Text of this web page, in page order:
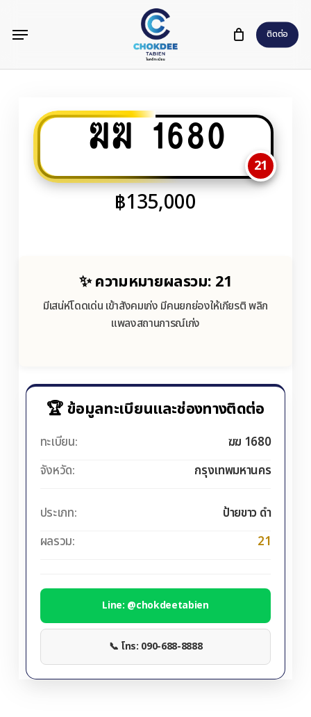
content
ติดต่อ
Menu
ฆฆ 1680
21
฿135,000
✨ ความหมายผลรวม: 21
มีเสน่ห์โดดเด่น เข้าสังคมเก่ง มีคนยกย่องให้เกียรติ พลิก
แพลงสถานการณ์เก่ง
🏆 ข้อมูลทะเบียนและช่องทางติดต่อ
ทะเบียน:
ฆฆ 1680
จังหวัด:
กรุงเทพมหานคร
ประเภท:
ป้ายขาว ดำ
ผลรวม:
21
Line: @chokdeetabien
📞 โทร: 090-688-8888